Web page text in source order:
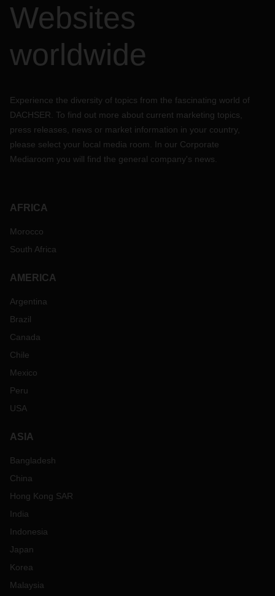
Websites
worldwide
Experience the diversity of topics from the fascinating world of
DACHSER. To find out more about current marketing topics,
press releases, news or market information in your country,
please select your local media room. In our Corporate
Mediaroom you will find the general company's news.
AFRICA
Morocco
South Africa
AMERICA
Argentina
Brazil
Canada
Chile
Mexico
Peru
USA
ASIA
Bangladesh
China
Hong Kong SAR
India
Indonesia
Japan
Korea
Malaysia